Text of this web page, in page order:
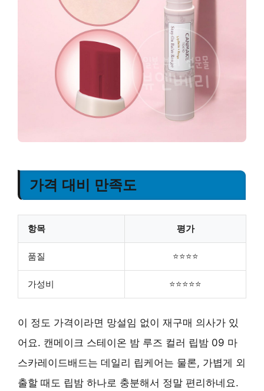
가격 대비 만족도
항목 평가
품질 ⭐⭐⭐⭐
가성비 ⭐⭐⭐⭐⭐
이 정도 가격이라면 망설임 없이 재구매 의사가 있
어요. 캔메이크 스테이온 밤 루즈 컬러 립밤 09 마
스카레이드배드는 데일리 립케어는 물론, 가볍게 외
출할 때도 립밤 하나로 충분해서 정말 편리하네요.